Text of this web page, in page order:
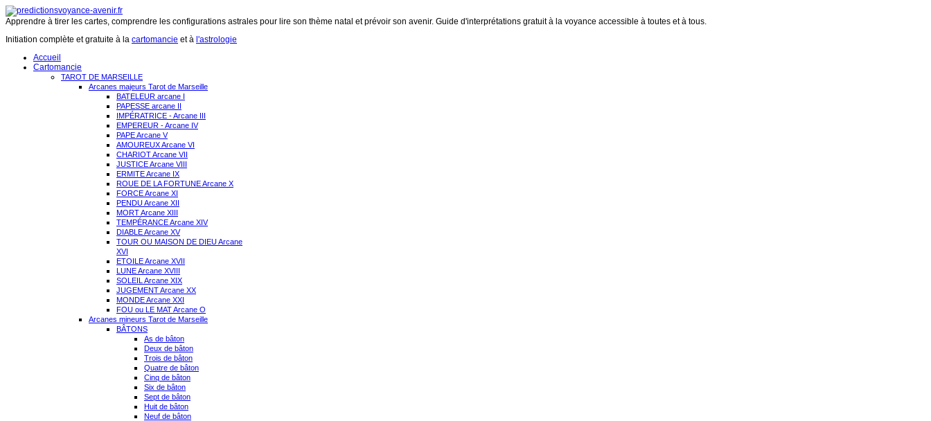
Apprendre à tirer les cartes, comprendre les configurations astrales pour lire son thème natal et prévoir son avenir. Guide d'interprétations gratuit à la voyance accessible à toutes et à tous.
Initiation complète et gratuite à la cartomancie et à l'astrologie
Accueil
Cartomancie
TAROT DE MARSEILLE
Arcanes majeurs Tarot de Marseille
BATELEUR arcane I
PAPESSE arcane II
IMPÉRATRICE - Arcane III
EMPEREUR - Arcane IV
PAPE Arcane V
AMOUREUX Arcane VI
CHARIOT Arcane VII
JUSTICE Arcane VIII
ERMITE Arcane IX
ROUE DE LA FORTUNE Arcane X
FORCE Arcane XI
PENDU Arcane XII
MORT Arcane XIII
TEMPÉRANCE Arcane XIV
DIABLE Arcane XV
TOUR OU MAISON DE DIEU Arcane
XVI
ETOILE Arcane XVII
LUNE Arcane XVIII
SOLEIL Arcane XIX
JUGEMENT Arcane XX
MONDE Arcane XXI
FOU ou LE MAT Arcane O
Arcanes mineurs Tarot de Marseille
BÂTONS
As de bâton
Deux de bâton
Trois de bâton
Quatre de bâton
Cinq de bâton
Six de bâton
Sept de bâton
Huit de bâton
Neuf de bâton